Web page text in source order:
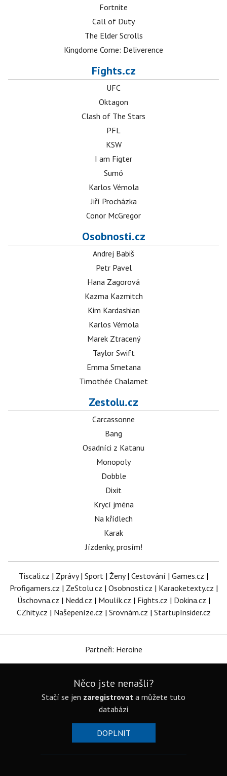
Fortnite
Call of Duty
The Elder Scrolls
Kingdome Come: Deliverence
Fights.cz
UFC
Oktagon
Clash of The Stars
PFL
KSW
I am Figter
Sumó
Karlos Vémola
Jiří Procházka
Conor McGregor
Osobnosti.cz
Andrej Babiš
Petr Pavel
Hana Zagorová
Kazma Kazmitch
Kim Kardashian
Karlos Vémola
Marek Ztracený
Taylor Swift
Emma Smetana
Timothée Chalamet
Zestolu.cz
Carcassonne
Bang
Osadníci z Katanu
Monopoly
Dobble
Dixit
Krycí jména
Na křídlech
Karak
Jízdenky, prosím!
Tiscali.cz | Zprávy| Sport | Ženy| Cestování | Games.cz |
Profigamers.cz | ZeStolu.cz | Osobnosti.cz | Karaoketexty.cz |
Úschovna.cz | Nedd.cz | Moulík.cz | Fights.cz | Dokina.cz |
CZhity.cz | Našepeníze.cz | Srovnám.cz | StartupInsider.cz
Partneři: Heroine
Něco jste nenašli?
Stačí se jen zaregistrovat a můžete tuto
databázi
DOPLNIT